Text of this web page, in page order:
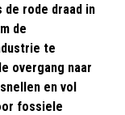
de rode draad in
de
te
overgang naar
en vol
fossiele